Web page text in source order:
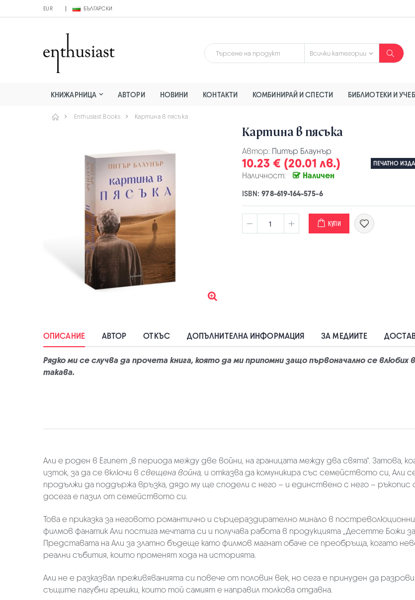
EUR БЪЛГАРСКИ
КНИЖАРНИЦА АВТОРИ НОВИНИ КОНТАКТИ КОМБИНИРАЙ И СПЕСТИ БИБЛИОТЕКИ И
Enthusiast Books Картина в пясъка
Картина в пясъка
Автор: Питър Блаунър
10.23 € (20.01 лв.) ПЕЧАТНО
Наличност: Наличен
ISBN:978-619-164-575-6
КУПИ
ОПИСАНИЕ АВТОР ОТКЪС ДОПЪЛНИТЕЛНА ИНФОРМАЦИЯ ЗА МЕДИИТЕ
Рядко ми се случва да прочета книга, която да ми припомни защо първоначално се
такава.
Али е роден в Египет „в периода между две войни, на грани­цата между два свята“. Затова,
изток, за да се включи в свещена война, и отказва да комуникира със семейството си, Али
продължи да поддържа връзка, дядо му ще сподели с него – и единствено с него –
досега е пазил от семейството си.
Това е приказка за неговото романтично и сърцераздирателно минало в
филмов фанатик Али постига мечтата си и получава работа в продукцията „Десетте Божи
Представата на Али за златно бъдеще като филмов магнат обаче се преобръща, когато
реални събития, които променят хода на историята.
Али не е разказвал преживяванията си повече от половин век, но сега е принуден да
същите пагубни грешки, които той самият е направил толкова отдавна.